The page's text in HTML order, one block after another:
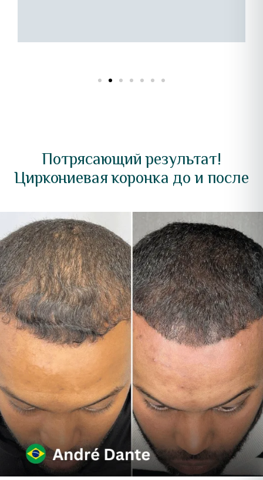
Потрясающий результат!
Циркониевая коронка до и после